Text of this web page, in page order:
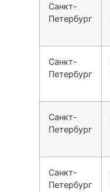
Санкт-
Петербург
Санкт-
Петербург
Санкт-
Петербург
Санкт-
Петербург